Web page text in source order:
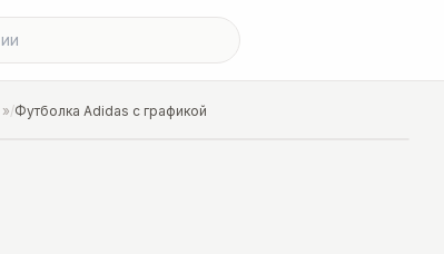
/Футболка Adidas с графикой